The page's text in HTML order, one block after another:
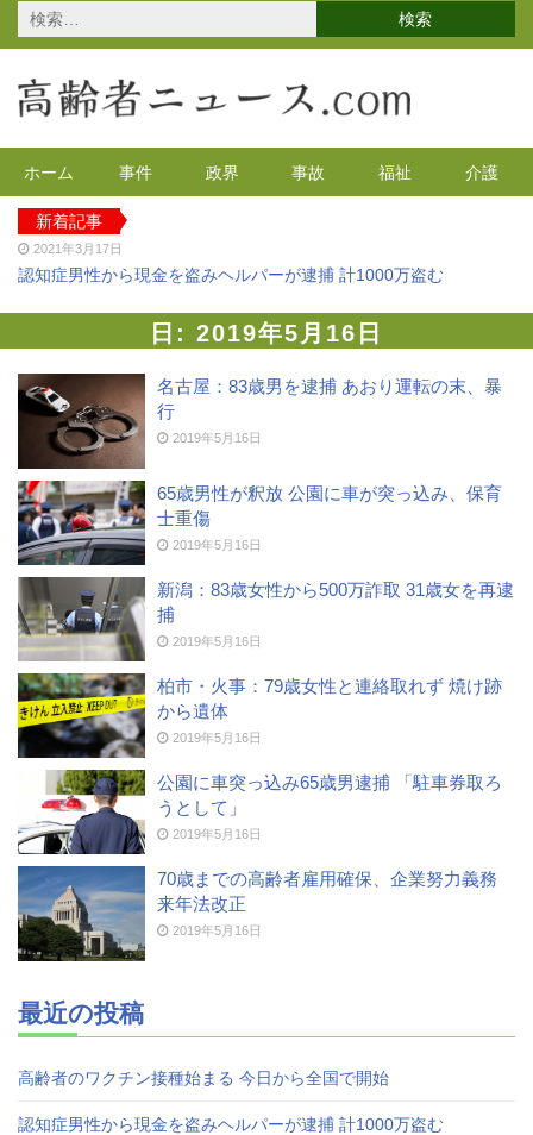
検
索:
ホーム 事件 政界 事故 福祉 介護
新着記事
2021年3月17日
認知症男性から現金を盗みヘルパーが逮捕 計1000万盗む
2020年の特殊詐欺が1万3千件 コロナで高齢者の被害が多発
有料老人ホームを活用で特養待機者を解消へ 江戸川区
2020年12月8日
90代母親と息子が自宅で血を流し死亡 無理心中か 兵庫
2020年12月2日
東京都 高齢者らを対象にGoToの自粛を呼びかけ
2021年4月12日
高齢者のワクチン接種始まる 今日から全国で開始
日: 2019年5月16日
名古屋：83歳男を逮捕 あおり運転の末、暴
行
2019年5月16日
65歳男性が釈放 公園に車が突っ込み、保育
士重傷
2019年5月16日
新潟：83歳女性から500万詐取 31歳女を再逮
捕
2019年5月16日
柏市・火事：79歳女性と連絡取れず 焼け跡
から遺体
2019年5月16日
公園に車突っ込み65歳男逮捕 「駐車券取ろ
うとして」
2019年5月16日
70歳までの高齢者雇用確保、企業努力義務
来年法改正
2019年5月16日
最近の投稿
高齢者のワクチン接種始まる 今日から全国で開始
認知症男性から現金を盗みヘルパーが逮捕 計1000万盗む